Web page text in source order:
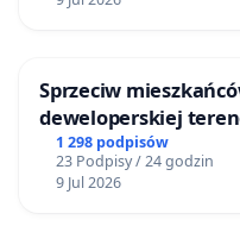
Sprzeciw
deweloperskiej
Bulwarów
1 298 podpisów
23 Podpisy / 24 godzin
9 Jul 2026